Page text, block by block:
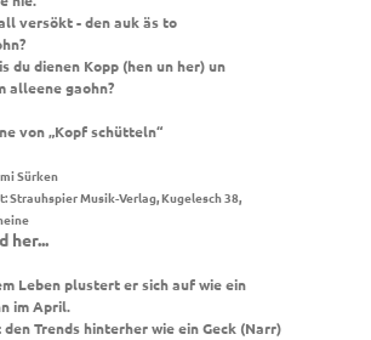
versökt - den auk äs to
du dienen Kopp (hen un her) un
alleene gaohn?
von „Kopf schütteln“
Sürken
Strauhspier Musik-Verlag, Kugelesch 38,
her...
Leben plustert er sich auf wie ein
im April.
Trends hinterher wie ein Geck (Narr)